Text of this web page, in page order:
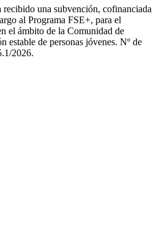
una subvención, cofinanciada
al Programa FSE+, para el
el ámbito de la Comunidad de
estable de personas jóvenes. Nº de
2026.